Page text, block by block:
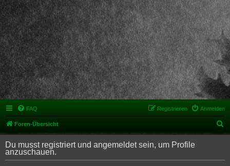
FAQ Anmelden
Registrieren
Foren-Übersicht
u
h
Du musst registriert und angemeldet sein, um Profile
anzuschauen.